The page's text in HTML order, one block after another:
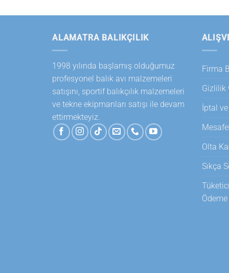
ALAMATRA BALIKÇILIK
1998 yılında başlamış olduğumuz
profesyonel balık avı malzemeleri
satışını, sportif balıkçılık malzemeleri
ve tekne ekipmanları satışı ile devam
ettirmekteyiz.
Firma
Gizlilik
İptal ve
Olta
Sıkça